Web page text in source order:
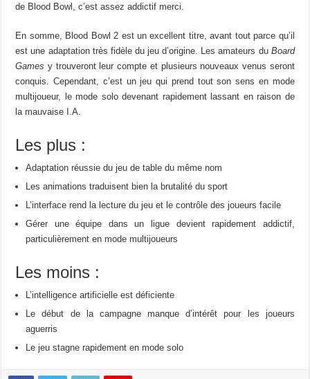
de Blood Bowl, c’est assez addictif merci.
En somme, Blood Bowl 2 est un excellent titre, avant tout parce qu’il
est une adaptation très fidèle du jeu d’origine. Les amateurs du Board
Games y trouveront leur compte et plusieurs nouveaux venus seront
conquis. Cependant, c’est un jeu qui prend tout son sens en mode
multijoueur, le mode solo devenant rapidement lassant en raison de
la mauvaise I.A.
Les plus :
Adaptation réussie du jeu de table du même nom
Les animations traduisent bien la brutalité du sport
L’interface rend la lecture du jeu et le contrôle des joueurs facile
Gérer une équipe dans un ligue devient rapidement addictif,
particulièrement en mode multijoueurs
Les moins :
L’intelligence artificielle est déficiente
Le début de la campagne manque d’intérêt pour les joueurs
aguerris
Le jeu stagne rapidement en mode solo